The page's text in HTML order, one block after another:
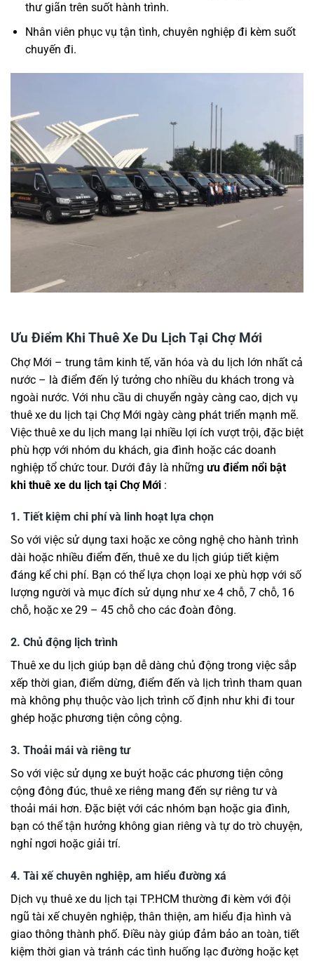
thư giãn trên suốt hành trình.
Nhân viên phục vụ tận tình, chuyên nghiệp đi kèm suốt
chuyến đi.
Ưu Điểm Khi Thuê Xe Du Lịch Tại Chợ Mới
Chợ Mới – trung tâm kinh tế, văn hóa và du lịch lớn nhất cả
nước – là điểm đến lý tưởng cho nhiều du khách trong và
ngoài nước. Với nhu cầu di chuyển ngày càng cao, dịch vụ
thuê xe du lịch tại Chợ Mới ngày càng phát triển mạnh mẽ.
Việc thuê xe du lịch mang lại nhiều lợi ích vượt trội, đặc biệt
phù hợp với nhóm du khách, gia đình hoặc các doanh
nghiệp tổ chức tour. Dưới đây là những ưu điểm nổi bật
khi thuê xe du lịch tại Chợ Mới :
1. Tiết kiệm chi phí và linh hoạt lựa chọn
So với việc sử dụng taxi hoặc xe công nghệ cho hành trình
dài hoặc nhiều điểm đến, thuê xe du lịch giúp tiết kiệm
đáng kể chi phí. Bạn có thể lựa chọn loại xe phù hợp với số
lượng người và mục đích sử dụng như xe 4 chỗ, 7 chỗ, 16
chỗ, hoặc xe 29 – 45 chỗ cho các đoàn đông.
2. Chủ động lịch trình
Thuê xe du lịch giúp bạn dễ dàng chủ động trong việc sắp
xếp thời gian, điểm dừng, điểm đến và lịch trình tham quan
mà không phụ thuộc vào lịch trình cố định như khi đi tour
ghép hoặc phương tiện công cộng.
3. Thoải mái và riêng tư
So với việc sử dụng xe buýt hoặc các phương tiện công
cộng đông đúc, thuê xe riêng mang đến sự riêng tư và
thoải mái hơn. Đặc biệt với các nhóm bạn hoặc gia đình,
bạn có thể tận hưởng không gian riêng và tự do trò chuyện,
nghỉ ngơi hoặc giải trí.
4. Tài xế chuyên nghiệp, am hiểu đường xá
Dịch vụ thuê xe du lịch tại TP.HCM thường đi kèm với đội
ngũ tài xế chuyên nghiệp, thân thiện, am hiểu địa hình và
giao thông thành phố. Điều này giúp đảm bảo an toàn, tiết
kiệm thời gian và tránh các tình huống lạc đường hoặc kẹt